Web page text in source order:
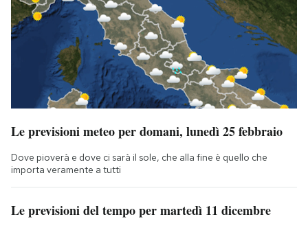
Le previsioni meteo per domani, lunedì 25 febbraio
Dove pioverà e dove ci sarà il sole, che alla fine è quello che
importa veramente a tutti
Le previsioni del tempo per martedì 11 dicembre